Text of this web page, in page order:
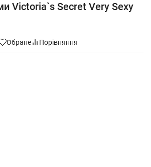
Victoria`s Secret Very Sexy
Обране Порівняння